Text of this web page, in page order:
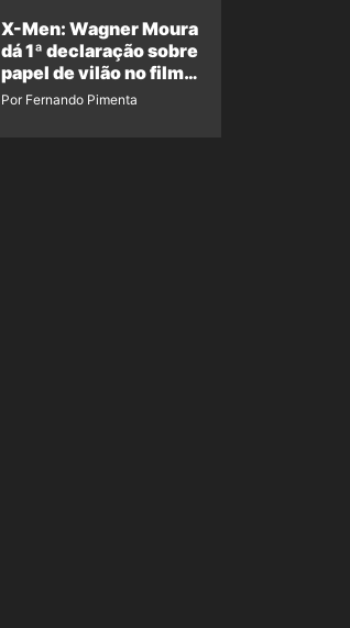
X-Men: Wagner Moura
dá 1ª declaração sobre
papel de vilão no filme
da Marvel
Por Fernando Pimenta